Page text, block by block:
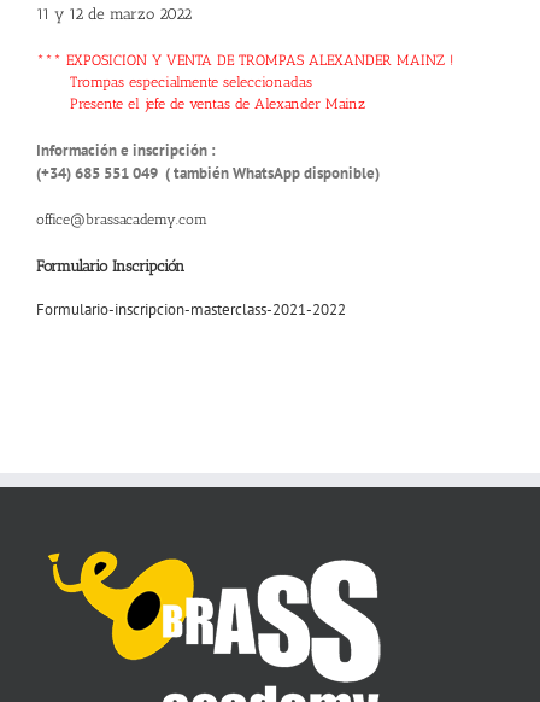
11 y 12 de marzo 2022
*** EXPOSICION Y VENTA DE TROMPAS ALEXANDER MAINZ !
Trompas especialmente seleccionadas
Presente el jefe de ventas de Alexander Mainz
Información e inscripción :
(+34) 685 551 049 ( también WhatsApp disponible)
office@brassacademy.com
Formulario Inscripción
Formulario-inscripcion-masterclass-2021-2022